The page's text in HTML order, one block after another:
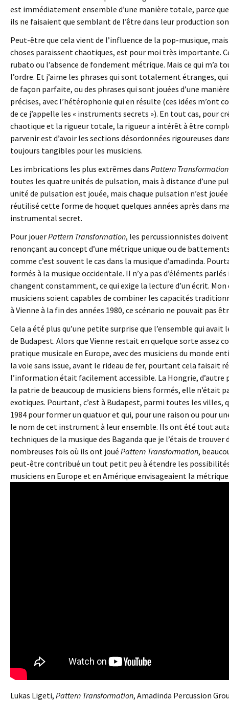
est immédiatement ensemble d’une manière totale, parce
ils ne faisaient que semblant de l’être dans leur production
Peut-être que cela vient de l’influence de la pop-musique,
choses paraissent chaotiques, est pour moi très importante.
rubato ou l’absence de fondement métrique. Mais ce qui m’a
l’ordre. Et j’aime les phrases qui sont totalement étranges,
de façon parfaite, ou des phrases qui sont jouées d’une
précises, avec l’hétérophonie qui en résulte (ces idées m’ont
de ce j’appelle les « instruments secrets »). En tout cas, pour
chaotique et la rigueur totale, la rigueur a intérêt à être
parvenir est d’avoir les sections désordonnées rigoureuses
toujours tangibles pour les musiciens.
Les imbrications les plus extrêmes dans Pattern Transformation
toutes les quatre unités de pulsation, mais à distance d’une
unité de pulsation est jouée, mais chaque pulsation n’est jouée
réutilisé cette forme de hoquet quelques années après dans
instrumental secret.
Pour jouerPattern Transformation, les percussionnistes
renonçant au concept d’une métrique unique ou de
comme c’est souvent le cas dans la musique d’amadinda.
formés à la musique occidentale. Il n’y a pas d’éléments
changent constamment, ce qui exige la lecture d’un écrit.
musiciens soient capables de combiner les capacités
à Vienne à la fin des années 1980, ce scénario ne pouvait pas
Cela a été plus qu’une petite surprise que l’ensemble qui
de Budapest. Alors que Vienne restait en quelque sorte assez
pratique musicale en Europe, avec des musiciens du monde
la voie sans issue, avant le rideau de fer, pourtant cela faisait
l’information était facilement accessible. La Hongrie,
la patrie de beaucoup de musiciens biens formés, elle n’était
exotiques. Pourtant, c’est à Budapest, parmi toutes les villes,
1984 pour former un quatuor et qui, pour une raison ou pour
le nom de cet instrument à leur ensemble. Ils ont été tout
techniques de la musique des Baganda que je l’étais de trouver
nombreuses fois où ils ont joué Pattern Transformation,
peut-être contribué un tout petit peu à étendre les
musiciens en Europe et en Amérique envisageaient la
Lukas Ligeti, Pattern Transformation, Amadinda Percussion